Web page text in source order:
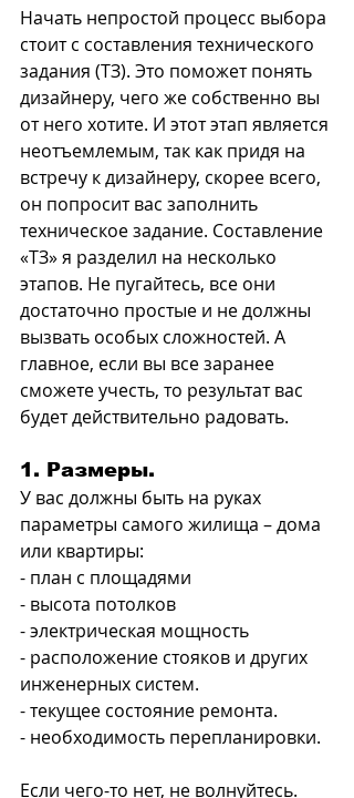
Начать непростой процесс выбора
стоит с составления технического
задания (ТЗ). Это поможет понять
дизайнеру, чего же собственно вы
от него хотите. И этот этап является
неотъемлемым, так как придя на
встречу к дизайнеру, скорее всего,
он попросит вас заполнить
техническое задание. Составление
«ТЗ» я разделил на несколько
этапов. Не пугайтесь, все они
достаточно простые и не должны
вызвать особых сложностей. А
главное, если вы все заранее
сможете учесть, то результат вас
будет действительно радовать.
1. Размеры.
У вас должны быть на руках
параметры самого жилища – дома
или квартиры:
- план с площадями
- высота потолков
- электрическая мощность
- расположение стояков и других
инженерных систем.
- текущее состояние ремонта.
- необходимость перепланировки.
Если чего-то нет, не волнуйтесь.